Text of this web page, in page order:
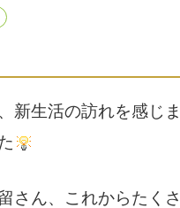
新生活の訪れを感じ
さん、これからたく